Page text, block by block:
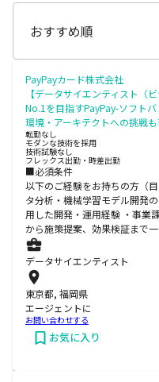
PayPayカード株式会社
【データサイエンティスト（
No.1を目指すPayPay-ソフト
環境・アーキテクトへの挑戦
転勤なし
モダンな技術を採用
技術試験なし
フレックス出勤・時差出勤
■必須条件
以下のご経験をお持ちの方（
タ分析・機械学習モデル開発
用した開発・運用経験 ・事業
から施策提案、効果検証まで
データサイエンティスト
東京都, 福岡県
エージェントに
お問い合わせする
お気に入り